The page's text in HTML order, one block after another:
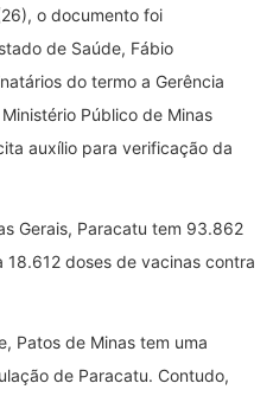
o documento foi
de Saúde, Fábio
do termo a Gerência
Público de Minas
auxílio para verificação da
Gerais, Paracatu tem 93.862
doses de vacinas contra
Patos de Minas tem uma
de Paracatu. Contudo,